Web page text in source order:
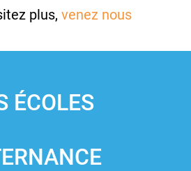
plus, venez nous
ÉCOLES